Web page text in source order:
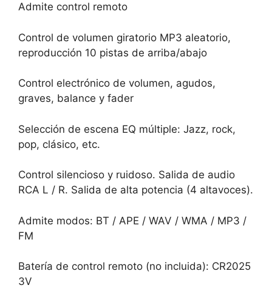
Admite control remoto
Control de volumen giratorio MP3 aleatorio,
reproducción 10 pistas de arriba/abajo
Control electrónico de volumen, agudos,
graves, balance y fader
Selección de escena EQ múltiple: Jazz, rock,
pop, clásico, etc.
Control silencioso y ruidoso. Salida de audio
RCA L / R. Salida de alta potencia (4 altavoces).
Admite modos: BT / APE / WAV / WMA / MP3 /
FM
Batería de control remoto (no incluida): CR2025
3V